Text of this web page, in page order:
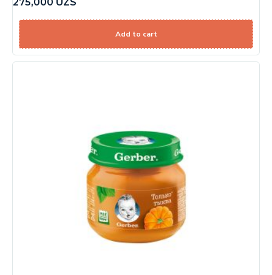
Add to cart